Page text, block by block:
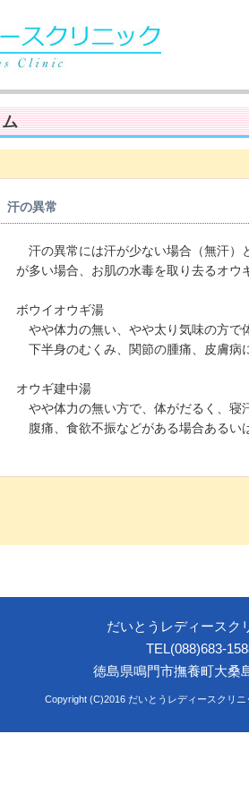
汗の異常
汗の異常には汗が少ない場合（無汗）
が多い場合、お肌の水毒を取り去るオウ
ボウイオウギ湯
やや体力の無い、やや太り気味の方で
下半身のむくみ、関節の腫痛、皮膚病
オウギ建中湯
やや体力の無い方で、体がだるく、寝
腹痛、食欲不振などがある場合あるい
だいとうレディースク
TEL(088)683-
徳島県鳴門市撫養町大桑
Copyright (C)2016 だいとうレディースクリニ